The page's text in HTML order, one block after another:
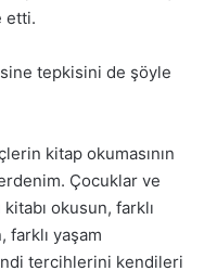
etti.
tepkisini de şöyle
kitap okumasının
Çocuklar ve
okusun, farklı
farklı yaşam
tercihlerini kendileri